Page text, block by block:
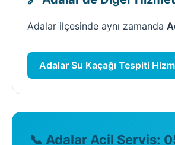
Adalar ilçesinde aynı zamanda
Adalar Su Kaçağı Tespiti
📞 Adalar Acil Servis: